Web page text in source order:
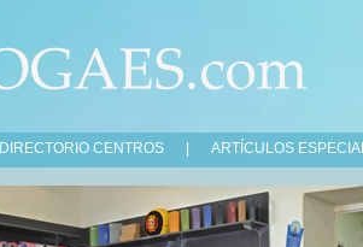
DIRECTORIO CENTROS ARTÍCULOS